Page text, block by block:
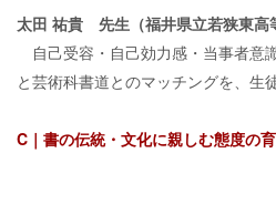
太田 祐貴 先生（福井県立若狭東高
自己受容・自己効力感・当事者意
と芸術科書道とのマッチングを、生
C｜書の伝統・文化に親しむ態度の